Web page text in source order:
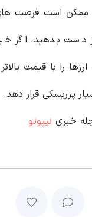
ممکن است فرصت
دست بدهید. اگر
را با قیمت
پرریسکی قرار دهد.
خبری نیپوتو